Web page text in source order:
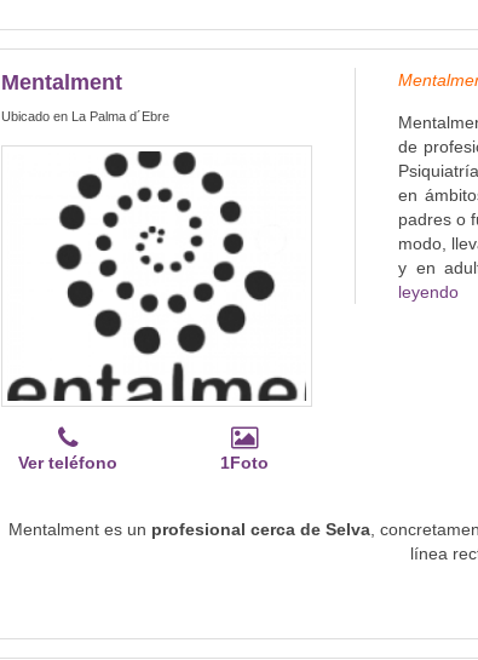
Mentalment
Ubicado en La Palma d´Ebre
Ver teléfono 1Foto
de
en
padres o
modo,
y en
leyendo
Mentalment es un profesional cerca de Selva,
línea